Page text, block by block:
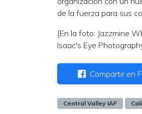
de la fuerza para sus
[En la foto: Jazzmine
Isaac's Eye
Compartir en
Central Valley IAF